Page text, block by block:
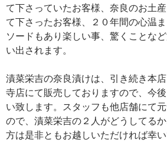
て下さっていたお客様、奈良のお土
て下さったお客様、２０年間の心温
ソードもあり楽しい事、驚くことな
い出されます。
漬菜栄吉の奈良漬けは、引き続き本
寺店にて販売しておりますので、今
い致します。スタッフも他店舗にて
ので、漬菜栄吉の２人がどうしてる
方は是非ともお越しいただければ幸い